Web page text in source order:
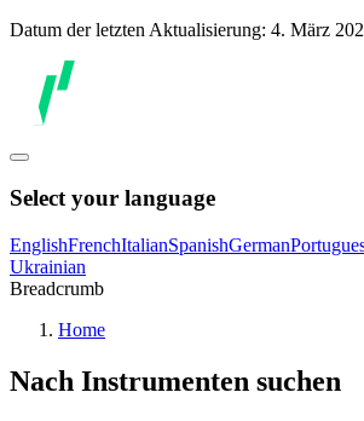
Datum der letzten Aktualisierung: 4. März
Select your language
EnglishFrenchItalianSpanishGerman
Ukrainian
Breadcrumb
Home
Nach Instrumenten suchen